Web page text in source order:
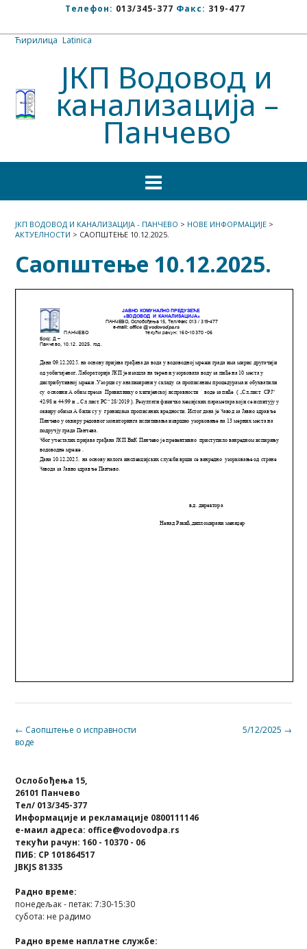
Телефон: 013/345-377 Факс: 319-477
Ћирилица Latinica
ЈКП Водовод и
канализација –
Панчево
ЈКП ВОДОВОД И КАНАЛИЗАЦИЈА - ПАНЧЕВО > НОВЕ ИНФОРМАЦИЈЕ >
АКТУЕЛНОСТИ > САОПШТЕЊЕ 10.12.2025.
Саопштење 10.12.2025.
Post
navigation
5/12/2025 →
← Саопштење о исправности
воде
Ослобођења 15,
26101 Панчево
Тел/ 013/345-377
Информације и рекламације 0800111146
е-маил адреса: office@vodovodpa.rs
текући рачун: 160 - 10370 - 06
ПИБ: СР 101864517
JBKJS 81335
Радно време:
понедељак - петак: 7:30-15:30
субота: не радимо
Радно време наплатне службе: